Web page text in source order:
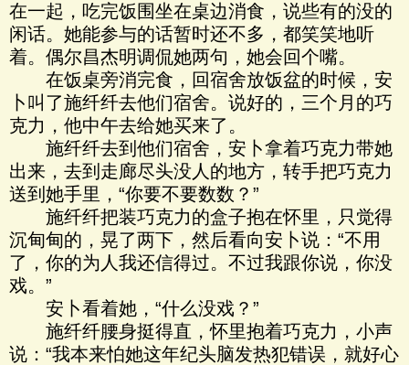
在一起，吃完饭围坐在桌边消食，说些有的没的
闲话。她能参与的话暂时还不多，都笑笑地听
着。偶尔昌杰明调侃她两句，她会回个嘴。
在饭桌旁消完食，回宿舍放饭盆的时候，安
卜叫了施纤纤去他们宿舍。说好的，三个月的巧
克力，他中午去给她买来了。
施纤纤去到他们宿舍，安卜拿着巧克力带她
出来，去到走廊尽头没人的地方，转手把巧克力
送到她手里，“你要不要数数？”
施纤纤把装巧克力的盒子抱在怀里，只觉得
沉甸甸的，晃了两下，然后看向安卜说：“不用
了，你的为人我还信得过。不过我跟你说，你没
戏。”
安卜看着她，“什么没戏？”
施纤纤腰身挺得直，怀里抱着巧克力，小声
说：“我本来怕她这年纪头脑发热犯错误，就好心